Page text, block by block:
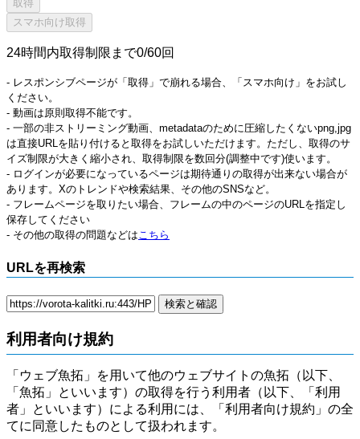
24時間内取得制限まで0/60回
- レスポンシブページが「取得」で崩れる場合、「スマホ向け」をお試し
ください。
- 動画は原則取得不能です。
- 一部の非ストリーミング動画、metadataのために圧縮したくないpng,jpg
は直接URLを貼り付けると取得をお試しいただけます。ただし、取得のサ
イズ制限が大きく縮小され、取得制限を数回分(調整中です)使います。
- ログインが必要になっているページは期待通りの取得が出来ない場合が
あります。Xのトレンドや検索結果、その他のSNSなど。
- フレームページを取りたい場合、フレームの中のページのURLを指定し
保存してください
- その他の取得の問題などはこちら
URLを再検索
利用者向け規約
「ウェブ魚拓」を用いて他のウェブサイトの魚拓（以下、
「魚拓」といいます）の取得を行う利用者（以下、「利用
者」といいます）による利用には、「利用者向け規約」の全
てに同意したものとして扱われます。